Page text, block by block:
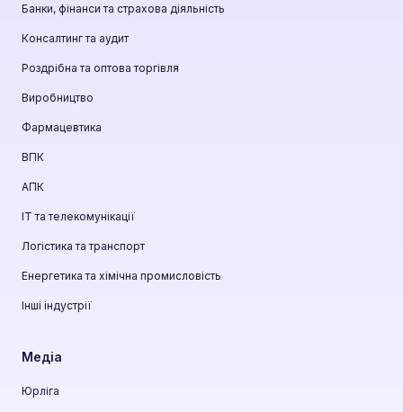
Банки, фінанси та страхова діяльність
Консалтинг та аудит
Роздрібна та оптова торгівля
Виробництво
Фармацевтика
ВПК
АПК
ІТ та телекомунікації
Логістика та транспорт
Енергетика та хімічна промисловість
Інші індустрії
Медіа
Юрліга